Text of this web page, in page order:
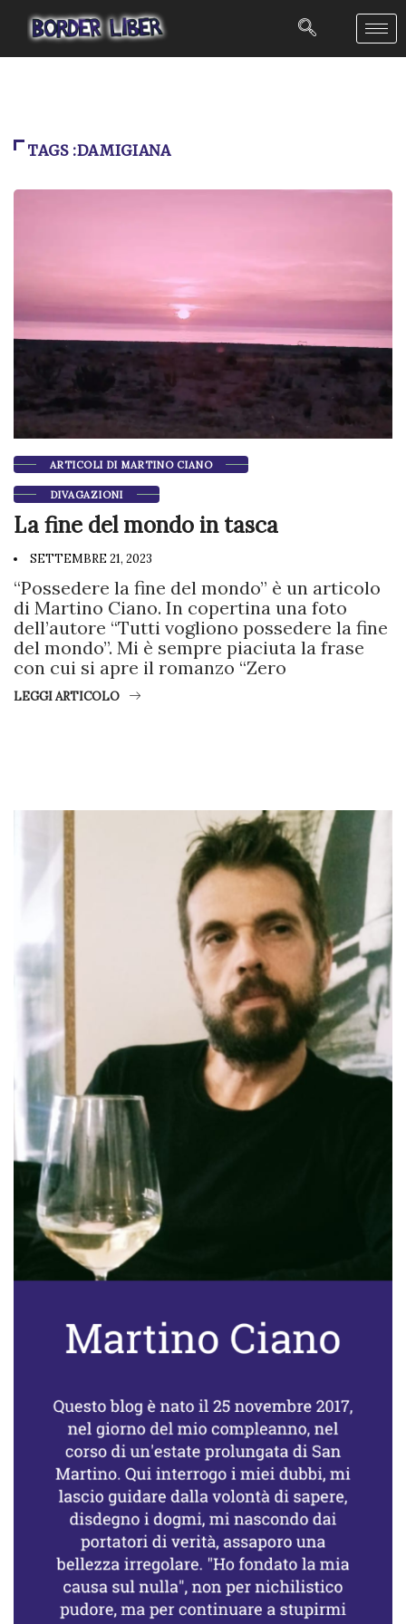
TAGS :DAMIGIANA
ARTICOLI DI MARTINO CIANO
DIVAGAZIONI
La fine del mondo in tasca
SETTEMBRE 21, 2023
“Possedere la fine del mondo” è un articolo
di Martino Ciano. In copertina una foto
dell’autore “Tutti vogliono possedere la fine
del mondo”. Mi è sempre piaciuta la frase
con cui si apre il romanzo “Zero
LEGGI ARTICOLO